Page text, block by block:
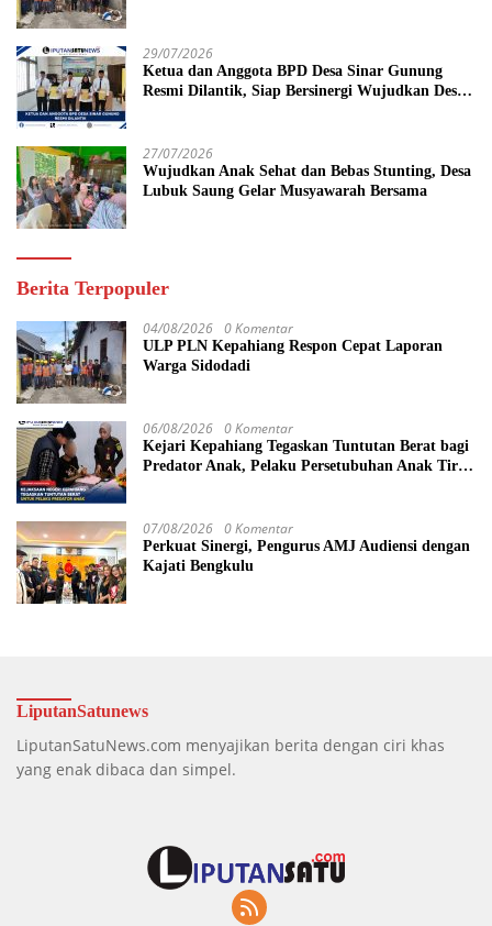
29/07/2026
Ketua dan Anggota BPD Desa Sinar Gunung
Resmi Dilantik, Siap Bersinergi Wujudkan Desa
27/07/2026
Wujudkan Anak Sehat dan Bebas Stunting, Desa
Lubuk Saung Gelar Musyawarah Bersama
Berita Terpopuler
04/08/2026 0 Komentar
ULP PLN Kepahiang Respon Cepat Laporan
Warga Sidodadi
06/08/2026 0 Komentar
Kejari Kepahiang Tegaskan Tuntutan Berat bagi
Predator Anak, Pelaku Persetubuhan Anak Tiri
07/08/2026 0 Komentar
Perkuat Sinergi, Pengurus AMJ Audiensi dengan
Kajati Bengkulu
LiputanSatunews
LiputanSatuNews.com menyajikan berita dengan ciri khas
yang enak dibaca dan simpel.